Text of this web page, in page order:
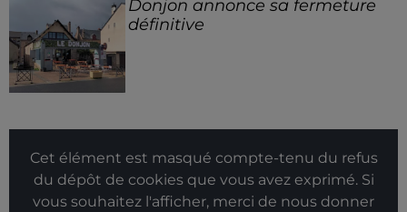
Donjon annonce sa fermeture
définitive
Cet élément est masqué compte-tenu du refus
du dépôt de cookies que vous avez exprimé. Si
vous souhaitez l'afficher, merci de nous donner